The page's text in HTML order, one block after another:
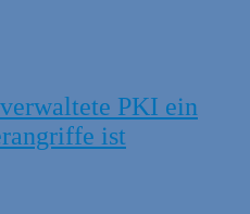
PKI ein
ist